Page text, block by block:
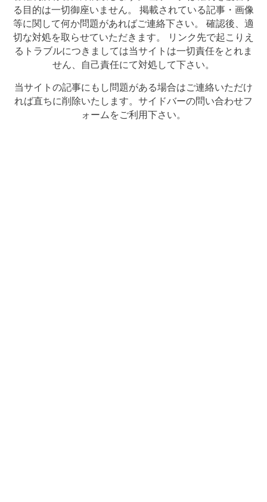
る目的は一切御座いません。 掲載されている記事・画像
等に関して何か問題があればご連絡下さい。 確認後、適
切な対処を取らせていただきます。 リンク先で起こりえ
るトラブルにつきましては当サイトは一切責任をとれま
せん、自己責任にて対処して下さい。
当サイトの記事にもし問題がある場合はご連絡いただけ
れば直ちに削除いたします。サイドバーの問い合わせフ
ォームをご利用下さい。